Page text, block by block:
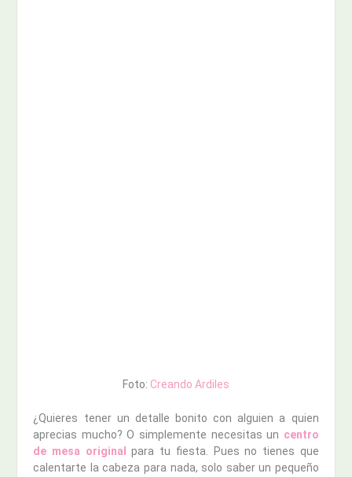
Foto: Creando Ardiles
¿Quieres tener un detalle bonito con alguien a quien
aprecias mucho? O simplemente necesitas un centro
de mesa original
para tu fiesta. Pues no tienes que
calentarte la cabeza para nada, solo saber un pequeño